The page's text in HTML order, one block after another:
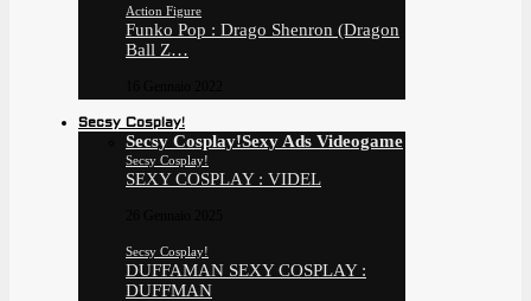
Action Figure
Funko Pop : Drago Shenron (Dragon
Ball Z…
Secsy Cosplay!
Secsy Cosplay!Sexy Ads Videogame
Secsy Cosplay!
SEXY COSPLAY : VIDEL
Secsy Cosplay!
DUFFAMAN SEXY COSPLAY :
DUFFMAN